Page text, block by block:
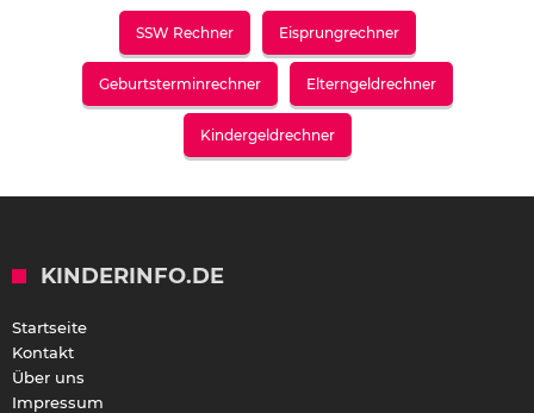
SSW Rechner Eisprungrechner
Geburtsterminrechner Elterngeldrechner
Kindergeldrechner
KINDERINFO.DE
Startseite
Kontakt
Über uns
Impressum